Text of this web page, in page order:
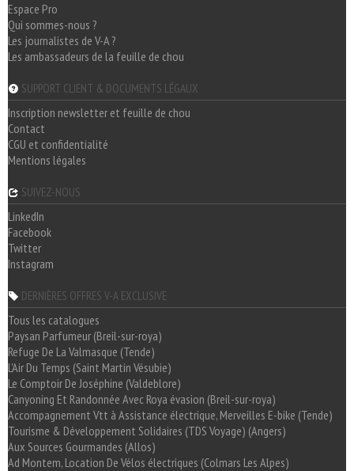
Espace Pro
Qui sommes-nous ?
Les journalistes de V-A ?
Les ambassadeurs de la feuille de chou
SUPPORT CLIENT & DOCUMENTS LÉGAUX
Inscription newsletter et feuille de chou
Contact
CGU et confidentialité
Mentions légales
SUIVEZ-NOUS
LinkedIn
Facebook
Twitter
Instagram
DERNIÈRES OFFRES V-A EXCLUSIVE
Tous les catalogues
Paysan Parfumeur (Breil-sur-roya)
Refuge De La Valmasque (Tende)
L'Air Du Temps (Saint Martin Vésubie)
Le Comptoir De Joséphine (Valdeblore)
Canyoning Et Randonnée Avec Roya évasion (Breil-sur-roya)
Accompagnement Vtt à Assistance électrique, Merveilles E-bike (Tende)
Tourisme & Développement Solidaires (TDS Voyage) (Angers)
Aux Sources Gourmandes (Allos)
Ad Montem, Location De Vélos électriques (Colmars Les Alpes)